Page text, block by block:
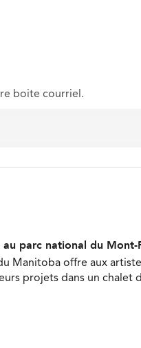
boite courriel.
parc national du Mont-
Manitoba offre aux
projets dans un chalet